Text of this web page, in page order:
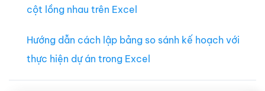
cột lồng nhau trên Excel
Hướng dẫn cách lập bảng so sánh kế hoạch với
thực hiện dự án trong Excel